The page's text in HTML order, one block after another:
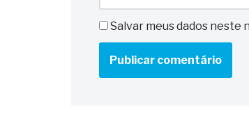
Salvar meus dados neste